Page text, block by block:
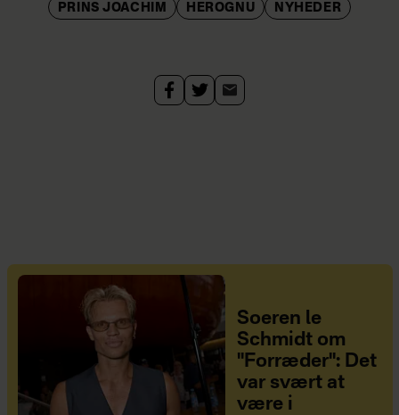
PRINS JOACHIM HEROGNU NYHEDER
Soeren le
Schmidt om
"Forræder": Det
var svært at
være i